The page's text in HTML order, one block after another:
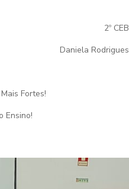
2º CEB
Daniela Rodrigues
Fortes!
Ensino!